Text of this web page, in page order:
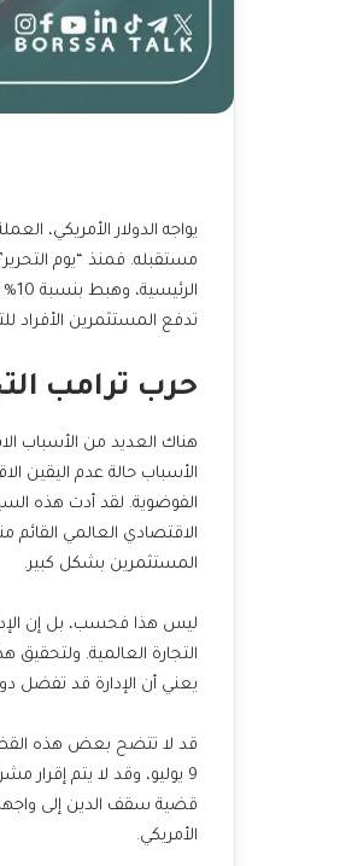
يواجه الدولار الأمريكي،
تدفع المستثمرين الأفراد
حرب ترامب
هناك العديد من الأسباب
الأسباب حالة عدم اليقين
الفوضوية. لقد أدت هذه
المستثمرين بشكل كبير.
ليس هذا فحسب، بل إن
التجارة العالمية.
يعني أن الإدارة قد تفضل
قد لا تتضح بعض هذه
قضية سقف الدين إلى واجهة
الأمريكي.